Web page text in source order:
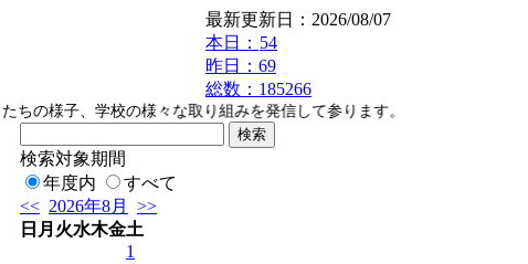
最新更新日：2026/08/07
本日： 54
昨日：69
総数：185266
の様子、学校の様々な取り組みを発信して参ります。
検索対象期間
年度内
すべて
<< 2026年8月
>>
日 月 火水木金土
1